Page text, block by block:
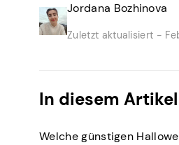
Jordana Bozhinova
Zuletzt aktualisiert -
In diesem Artikel
Welche günstigen